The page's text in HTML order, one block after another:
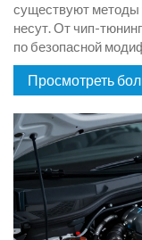
существуют методы
несут. От чип-
по безопасной
Просмотреть